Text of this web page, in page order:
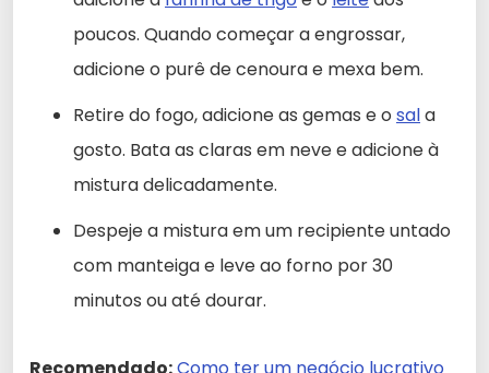
poucos. Quando começar a engrossar,
adicione o purê de cenoura e mexa bem.
Retire do fogo, adicione as gemas e o sala
gosto. Bata as claras em neve e adicione à
mistura delicadamente.
Despeje a mistura em um recipiente untado
com manteiga e leve ao forno por 30
minutos ou até dourar.